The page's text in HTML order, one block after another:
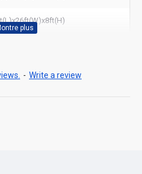
- Write a review